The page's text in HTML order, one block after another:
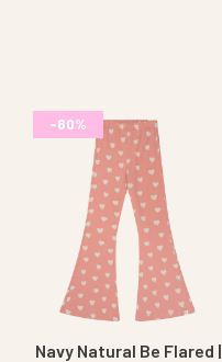
-60%
Navy Natural Be Flared |